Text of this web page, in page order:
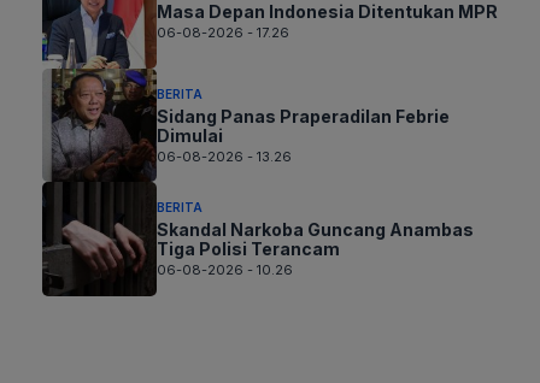
Masa Depan Indonesia Ditentukan MPR
06-08-2026 - 17.26
BERITA
Sidang Panas Praperadilan Febrie
Dimulai
06-08-2026 - 13.26
BERITA
Skandal Narkoba Guncang Anambas
Tiga Polisi Terancam
06-08-2026 - 10.26